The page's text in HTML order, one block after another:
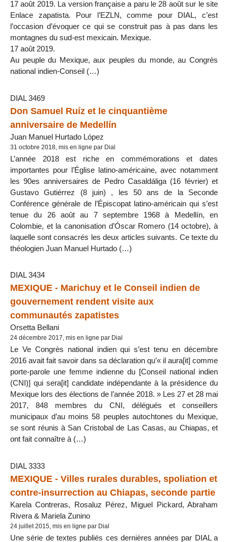
17 août 2019. La version française a paru le 28 août sur le site
Enlace zapatista. Pour l’EZLN, comme pour DIAL, c’est
l’occasion d’évoquer ce qui se construit pas à pas dans les
montagnes du sud-est mexicain. Mexique.
17 août 2019.
Au peuple du Mexique, aux peuples du monde, au Congrès
national indien-Conseil (…)
DIAL 3469
Don Samuel Ruíz et le cinquantième
anniversaire de Medellín
Juan Manuel Hurtado López
31 octobre 2018, mis en ligne par Dial
L’année 2018 est riche en commémorations et dates
importantes pour l’Église latino-américaine, avec notamment
les 90es anniversaires de Pedro Casaldáliga (16 février) et
Gustavo Gutiérrez (8 juin) , les 50 ans de la Seconde
Conférence générale de l’Épiscopat latino-américain qui s’est
tenue du 26 août au 7 septembre 1968 à Medellín, en
Colombie, et la canonisation d’Óscar Romero (14 octobre), à
laquelle sont consacrés les deux articles suivants. Ce texte du
théologien Juan Manuel Hurtado (…)
DIAL 3434
MEXIQUE - Marichuy et le Conseil indien de
gouvernement rendent visite aux
communautés zapatistes
Orsetta Bellani
24 décembre 2017, mis en ligne par Dial
Le Ve Congrès national indien qui s’est tenu en décembre
2016 avait fait savoir dans sa déclaration qu’« il aura[it] comme
porte-parole une femme indienne du [Conseil national indien
(CNI)] qui sera[it] candidate indépendante à la présidence du
Mexique lors des élections de l’année 2018. » Les 27 et 28 mai
2017, 848 membres du CNI, délégués et conseillers
municipaux d’au moins 58 peuples autochtones du Mexique,
se sont réunis à San Cristobal de Las Casas, au Chiapas, et
ont fait connaître à (…)
DIAL 3333
MEXIQUE - Villes rurales durables, spoliation et
contre-insurrection au Chiapas, seconde partie
Karela Contreras, Rosaluz Pérez, Miguel Pickard, Abraham
Rivera & Mariela Zunino
24 juillet 2015, mis en ligne par Dial
Une série de textes publiés ces dernières années par DIAL a